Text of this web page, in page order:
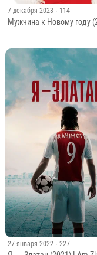
7 декабря 2023 · 114
Мужчина к Новому году
27 января 2022 · 227